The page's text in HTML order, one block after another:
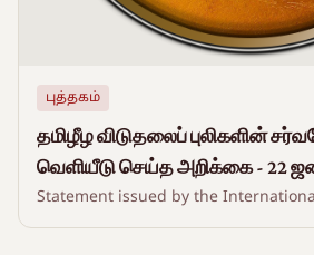
புத்தகம்
தமிழீழ விடுதலைப் புலிகளின்
வெளியீடு செய்த அறிக்கை - 22
Statement issued by the